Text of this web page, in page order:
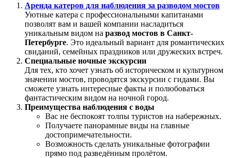
Аренда катеров для наблюдения за разводом мостов
Уютные катера с профессиональными капитанами
позволят вам и вашей компании насладиться
уникальным видом на развод мостов в Санкт-
Петербурге. Это идеальный вариант для романтических
свиданий, семейных праздников или дружеских встреч.
Специальные ночные экскурсии
Для тех, кто хочет узнать об историческом и культурном
значении мостов, проводятся экскурсии с гидами. Вы
сможете узнать интересные факты и полюбоваться
фантастическим видом на ночной город.
Преимущества наблюдения с воды
Вас не беспокоят толпы туристов на набережных.
Получаете панорамные виды на главные
достопримечательности.
Возможность сделать уникальные фотографии
прямо под разведённым пролётом.